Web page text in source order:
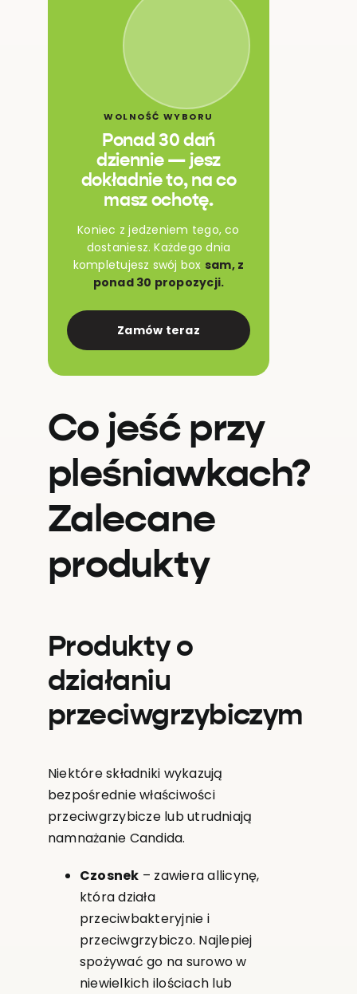
WOLNOŚĆ WYBORU
Ponad 30 dań
dziennie — jesz
dokładnie to, na co
masz ochotę.
Koniec z jedzeniem tego, co
dostaniesz. Każdego dnia
kompletujesz swój box sam, z
ponad 30 propozycji.
Zamów teraz
Co jeść przy
pleśniawkach?
Zalecane
produkty
Produkty o
działaniu
przeciwgrzybiczym
Niektóre składniki wykazują
bezpośrednie właściwości
przeciwgrzybicze lub utrudniają
namnażanie Candida.
Czosnek – zawiera allicynę,
która działa
przeciwbakteryjnie i
przeciwgrzybiczo. Najlepiej
spożywać go na surowo w
niewielkich ilościach lub